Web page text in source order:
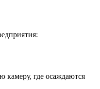
камеру, где осаждаются